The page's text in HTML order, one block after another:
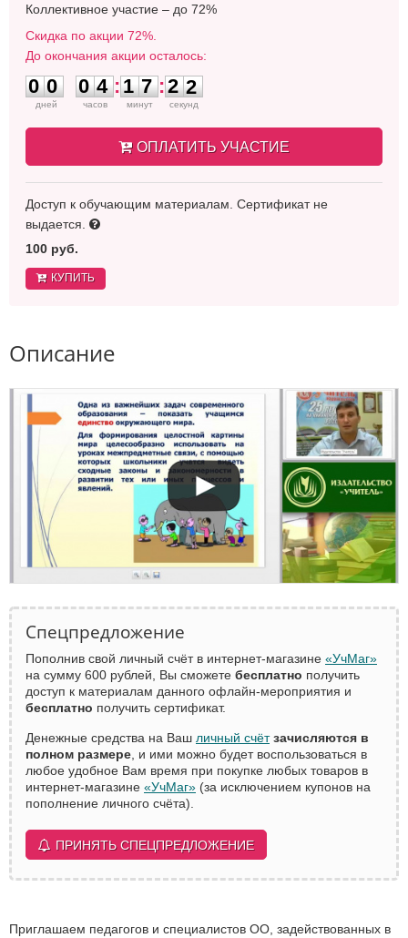
Коллективное участие – до 72%
Скидка по акции 72%.
До окончания акции осталось:
0
0
0
0
дней
0
0
4
4
часов
:
1
1
7
7
минут
:
2
2
1
2
секунд
ОПЛАТИТЬ УЧАСТИЕ
Доступ к обучающим материалам. Сертификат не
выдается.
100 руб.
КУПИТЬ
Описание
Спецпредложение
Пополнив свой личный счёт в интернет-магазине «УчМаг»
на сумму 600 рублей, Вы сможете бесплатно получить
доступ к материалам данного офлайн-мероприятия и
бесплатно получить сертификат.
Денежные средства на Ваш личный счёт зачисляются в
полном размере , и ими можно будет воспользоваться в
любое удобное Вам время при покупке любых товаров в
интернет-магазине «УчМаг» (за исключением купонов на
пополнение личного счёта).
ПРИНЯТЬ СПЕЦПРЕДЛОЖЕНИЕ
Приглашаем педагогов и специалистов ОО, задействованных в